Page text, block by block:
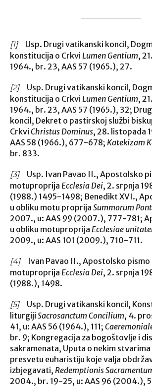
[1]Usp. Drugi vatikanski koncil,
konstitucija o Crkvi Lumen Gentium,
1964., br. 23, AAS 57 (1965.), 27.
[2]Usp. Drugi vatikanski koncil,
konstitucija o Crkvi Lumen Gentium,
1964., br. 23, AAS 57 (1965.), 32;
koncil, Dekret o pastirskoj službi
Crkvi Christus Dominus, 28. listopada
AAS 58 (1966.), 677-678; Katekizam
br. 833.
[3]Usp. Ivan Pavao II., Apostolsko
motuproprija Ecclesia Dei, 2. srpnja
(1988.) 1495-1498; Benedikt XVI.,
u obliku motu proprija Summorum
2007., u: AAS 99 (2007.), 777-781;
u obliku motuproprija Ecclesiae
2009., u: AAS 101 (2009.), 710-711.
[4]Ivan Pavao II., Apostolsko pismo
motuproprija Ecclesia Dei, 2. srpnja
(1988.), 1498.
[5]Usp. Drugi vatikanski koncil,
liturgiji Sacrosanctum Concilium, 4.
41, u: AAS 56 (1964.), 111;
br. 9; Kongregacija za bogoštovlje i
sakramenata, Uputa o nekim stvarima
presvetu euharistiju koje valja
izbjegavati, Redemptionis
2004., br. 19-25, u: AAS 96 (2004.),